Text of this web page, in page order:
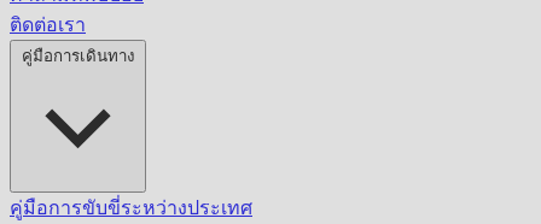
ติดต่อเรา
คู่มือการเดินทาง
คู่มือการขับขี่ระหว่างประเทศ